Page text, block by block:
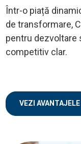
Într-o piață
de transformare,
pentru dezvoltare
competitiv clar.
VEZI AVANTAJELE